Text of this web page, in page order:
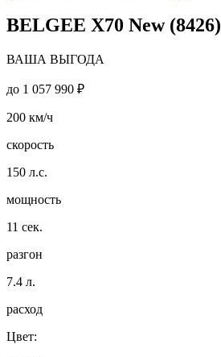
BELGEE X70 New (8426)
ВАША ВЫГОДА
до 1 057 990 ₽
200 км/ч
скорость
150 л.с.
мощность
11 сек.
разгон
7.4 л.
расход
Цвет: